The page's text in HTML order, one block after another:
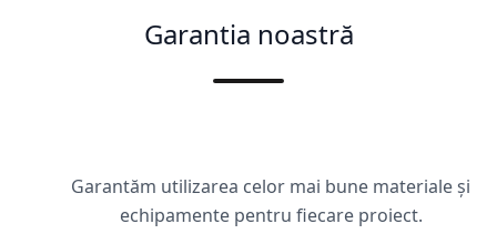
Garantia noastră
Garantăm utilizarea celor mai bune materiale și
echipamente pentru fiecare proiect.